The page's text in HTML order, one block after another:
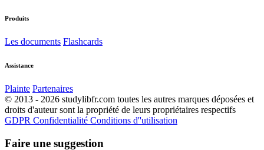
Produits
Les documents Flashcards
Assistance
Plainte Partenaires
© 2013 - 2026 studylibfr.com toutes les autres marques déposées et
droits d'auteur sont la propriété de leurs propriétaires respectifs
GDPR Confidentialité Conditions d''utilisation
Faire une suggestion